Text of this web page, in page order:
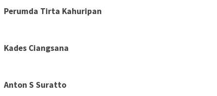
Perumda Tirta Kahuripan
Kades Ciangsana
Anton S Suratto